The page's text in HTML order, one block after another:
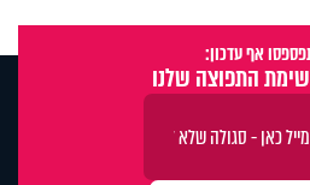
אף עדכון:
התפוצה שלנו